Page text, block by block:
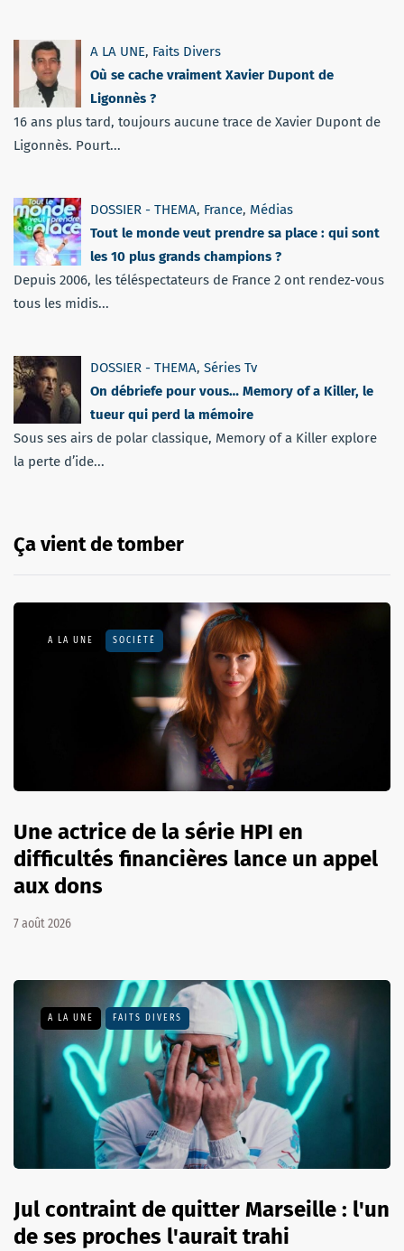
A LA UNE, Faits Divers
Où se cache vraiment Xavier Dupont de
Ligonnès ?
16 ans plus tard, toujours aucune trace de Xavier Dupont de
Ligonnès. Pourt...
DOSSIER - THEMA, France, Médias
Tout le monde veut prendre sa place : qui sont
les 10 plus grands champions ?
Depuis 2006, les téléspectateurs de France 2 ont rendez-vous
tous les midis...
DOSSIER - THEMA, Séries Tv
On débriefe pour vous… Memory of a Killer, le
tueur qui perd la mémoire
Sous ses airs de polar classique, Memory of a Killer explore
la perte d’ide...
Ça vient de tomber
A LA UNE SOCIÉTÉ
Une actrice de la série HPI en
difficultés financières lance un appel
aux dons
7 août 2026
A LA UNE FAITS DIVERS
Jul contraint de quitter Marseille : l'un
de ses proches l'aurait trahi